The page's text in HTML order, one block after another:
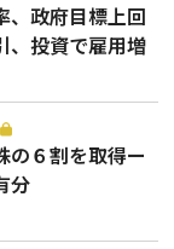
、政府目標上回
、投資で雇用増
の６割を取得ー
分